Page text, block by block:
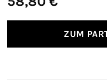
ZUM